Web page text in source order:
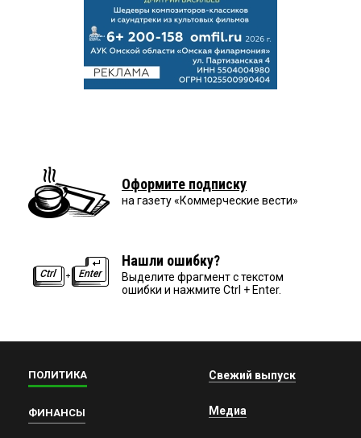
Оформите подписку
на газету «Коммерческие вести»
Нашли ошибку?
Выделите фрагмент с текстом
ошибки и нажмите Ctrl + Enter.
ПОЛИТИКА
ФИНАНСЫ
Свежий выпуск
Медиа